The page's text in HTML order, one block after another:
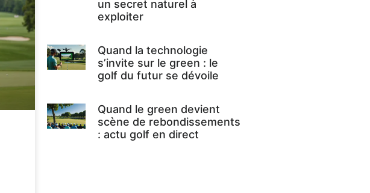
un secret naturel à
exploiter
Quand la technologie
s’invite sur le green : le
golf du futur se dévoile
Quand le green devient
scène de rebondissements
: actu golf en direct